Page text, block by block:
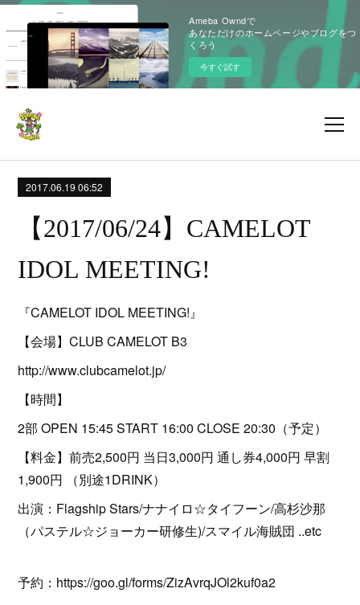
Ameba Owndで
あなただけのホームページやブログをつ
くろう
今すぐ試す
2017.06.19 06:52
【2017/06/24】CAMELOT
IDOL MEETING!
『CAMELOT IDOL MEETING!』
【会場】CLUB CAMELOT B3
http://www.clubcamelot.jp/
【時間】
2部 OPEN 15:45 START 16:00 CLOSE 20:30（予定）
【料金】前売2,500円 当日3,000円 通し券4,000円 早割
1,900円 （別途1DRINK）
出演：Flagship Stars/ナナイロ☆タイフーン/高杉沙那
（パステル☆ジョーカー研修生)/スマイル海賊団 ..etc
予約：https://goo.gl/forms/ZizAvrqJOl2kuf0a2